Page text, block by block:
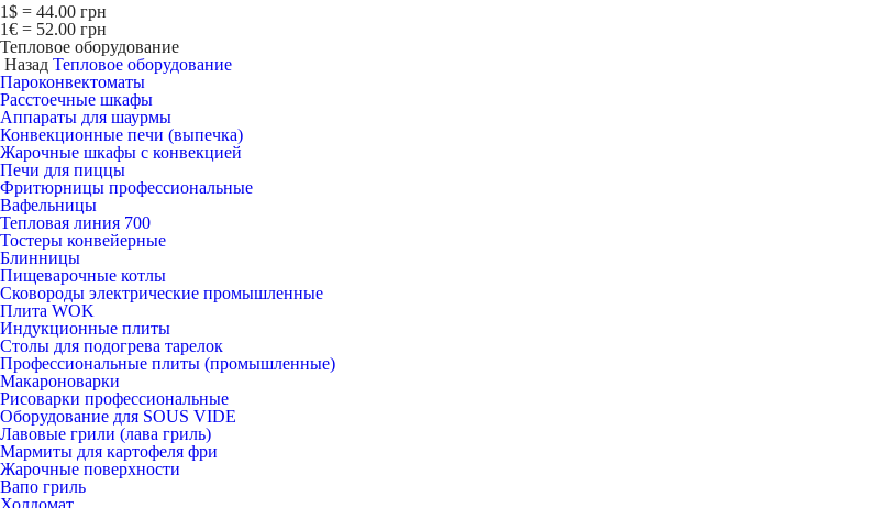
1$ = 44.00 грн
1€ = 52.00 грн
Тепловое оборудование
Назад Тепловое оборудование
Пароконвектоматы
Расcтоечные шкафы
Аппараты для шаурмы
Конвекционные печи (выпечка)
Жарочные шкафы с конвекцией
Печи для пиццы
Фритюрницы профессиональные
Вафельницы
Тепловая линия 700
Тостеры конвейерные
Блинницы
Пищеварочные котлы
Сковороды электрические промышленные
Плита WOK
Индукционные плиты
Столы для подогрева тарелок
Профессиональные плиты (промышленные)
Макароноварки
Рисоварки профессиональные
Оборудование для SOUS VIDE
Лавовые грили (лава гриль)
Мармиты для картофеля фри
Жарочные поверхности
Вапо гриль
Холдомат